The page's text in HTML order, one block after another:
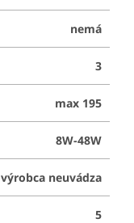
nemá
3
max 195
8W-48W
výrobca neuvádza
5